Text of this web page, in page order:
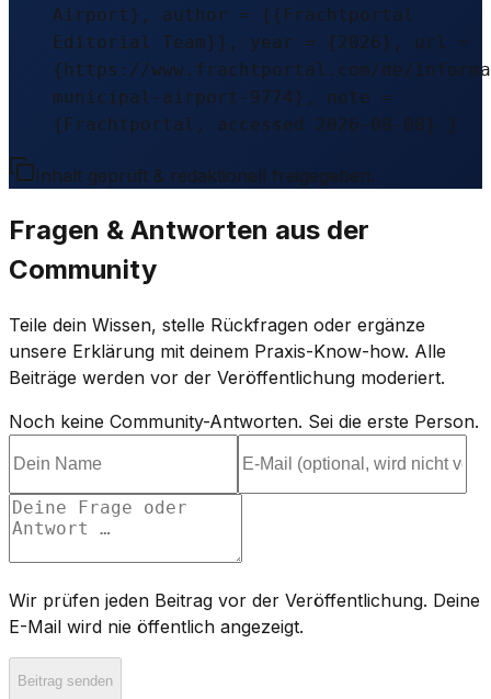
Airport}, author = {{Frachtportal
Editorial Team}}, year = {2026}, url =
{https://www.frachtportal.com/de/
municipal-airport-9774}, note =
{Frachtportal, accessed 2026-08-08} }
Inhalt geprüft & redaktionell freigegeben.
Fragen & Antworten aus der
Community
Teile dein Wissen, stelle Rückfragen oder ergänze
unsere Erklärung mit deinem Praxis-Know-how. Alle
Beiträge werden vor der Veröffentlichung moderiert.
Noch keine Community-Antworten. Sei die erste Person.
Wir prüfen jeden Beitrag vor der Veröffentlichung. Deine
E-Mail wird nie öffentlich angezeigt.
Beitrag senden